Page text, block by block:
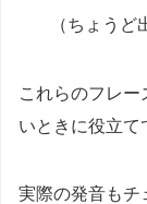
（ちょうど
これらのフレ
いときに役立て
実際の発音もチ